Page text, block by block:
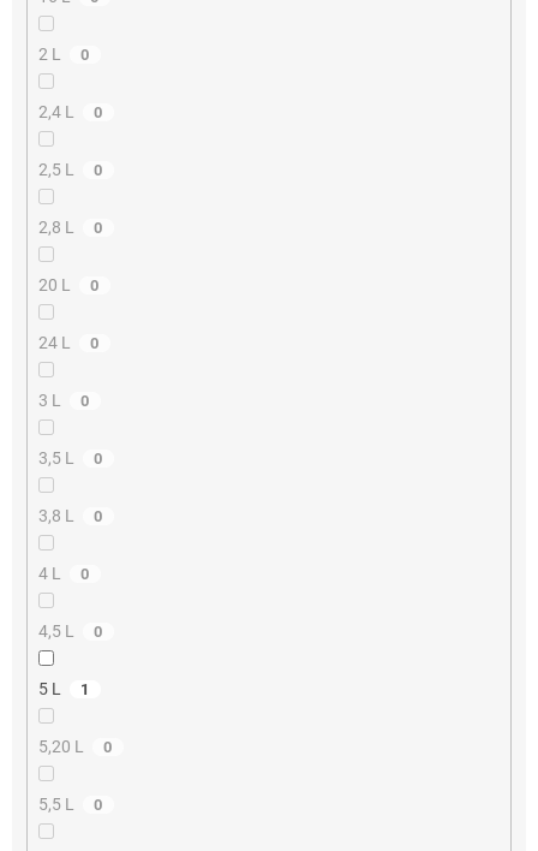
2 L 0
2,4 L 0
2,5 L 0
2,8 L 0
20 L 0
24 L 0
3 L 0
3,5 L 0
3,8 L 0
4 L 0
4,5 L 0
5 L 1
5,20 L 0
5,5 L 0